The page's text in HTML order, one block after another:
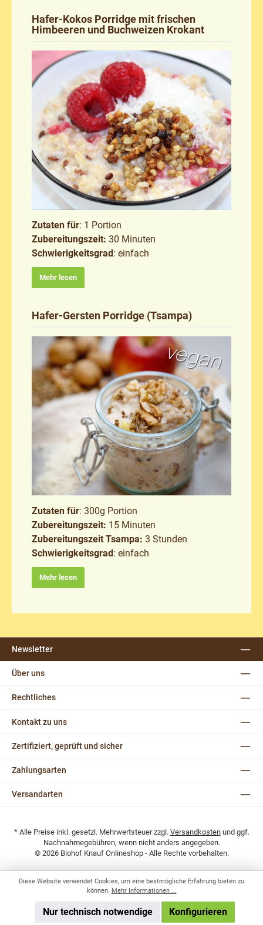
Hafer-Kokos Porridge mit frischen
Himbeeren und Buchweizen Krokant
Zutaten für: 1 Portion
Zubereitungszeit: 30 Minuten
Schwierigkeitsgrad: einfach
Mehr lesen
Hafer-Gersten Porridge (Tsampa)
Zutaten für: 300g Portion
Zubereitungszeit: 15 Minuten
Zubereitungszeit Tsampa: 3 Stunden
Schwierigkeitsgrad: einfach
Mehr lesen
Newsletter
Über uns
Rechtliches
Kontakt zu uns
Zertifiziert, geprüft und sicher
Zahlungsarten
Versandarten
* Alle Preise inkl. gesetzl. Mehrwertsteuer zzgl. Versandkostenund ggf.
Nachnahmegebühren, wenn nicht anders angegeben.
© 2026 Biohof Knauf Onlineshop - Alle Rechte vorbehalten.
Diese Website verwendet Cookies, um eine bestmögliche Erfahrung bieten zu
können. Mehr Informationen ...
Nur technisch notwendige Konfigurieren